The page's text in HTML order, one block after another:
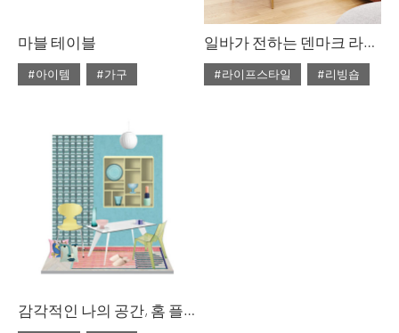
마블 테이블
#아이템
#가구
#대리석
#마블
#마블 테이블
#쇼핑
#테이블
일바가 전하는 덴마크 라이프스타일
#라이프스타일
#리빙숍
감각적인 나의 공간, 홈 플레이스